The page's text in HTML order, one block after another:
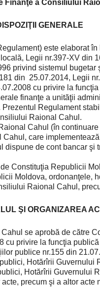
Finanţe a Consiliului
GENERALE
este elaborat în
Legii nr.397-XV din
privind sistemul bugetar
din 25.07.2014, Legii
cu privire la
finanţe a unităţii
Regulament
Raional Cahul.
Cahul (în
care
de cont bancar şi
Constituţia Republicii
Moldova, ordonanţele,
Raional Cahul,
ŞI ORGANIZAREA
se aprobă de către
cu privire la funcţia
publice nr.155 din
Hotărîrii Guvernului
Hotărîrii Guvernului
precum şi a altor acte